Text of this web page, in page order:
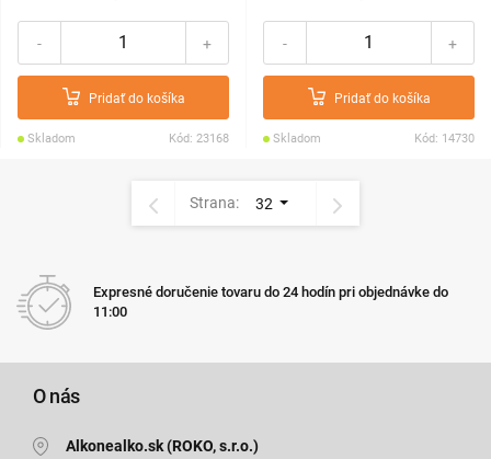
- +
Pridať do košíka
Skladom Kód: 23168
- +
Pridať do košíka
Skladom Kód: 14730
Strana: 32
Expresné doručenie tovaru do 24 hodín pri objednávke do
11:00
O nás
Alkonealko.sk (ROKO, s.r.o.)